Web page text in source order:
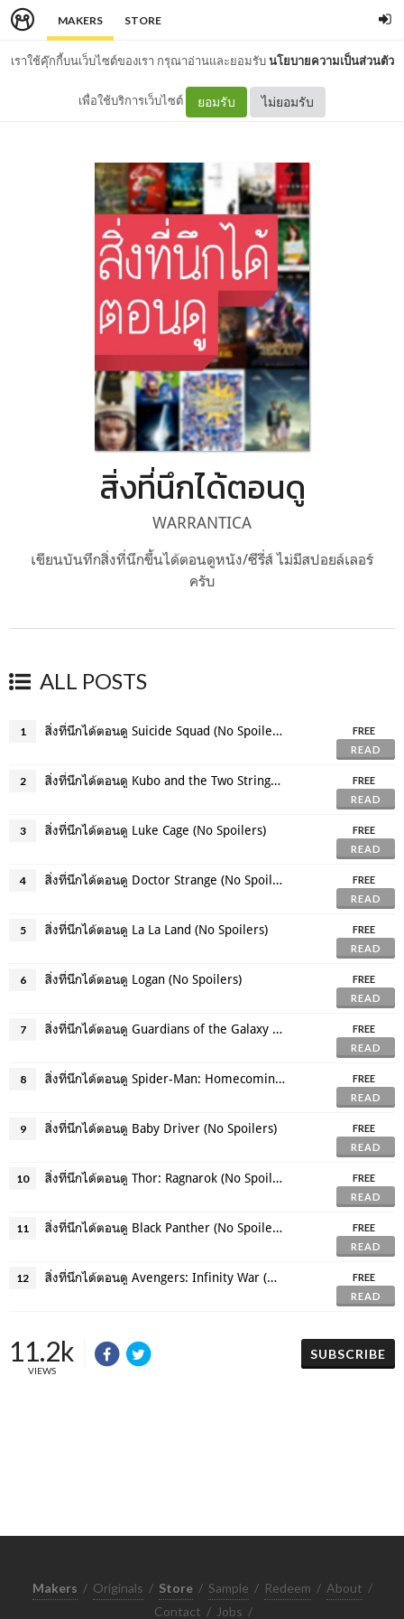
MAKERS STORE
เราใช้คุ๊กกี้บนเว็บไซต์ของเรา กรุณาอ่านและยอมรับนโยบายความเป็นส่วนตัว
เพื่อใช้บริการเว็บไซต์ ยอมรับ ไม่ยอมรับ
สิ่งที่นึกได้ตอนดู
WARRANTICA
เขียนบันทึกสิ่งที่นึกขึ้นได้ตอนดูหนัง/ซีรี่ส์ ไม่มีสปอยล์เลอร์
ครับ
ALL POSTS
1 สิ่งที่นึกได้ตอนดู Suicide Squad (No Spoilers)
FREE
READ
2 สิ่งที่นึกได้ตอนดู Kubo and the Two Strings (No Spoilers)
FREE
READ
3 สิ่งที่นึกได้ตอนดู Luke Cage (No Spoilers)
FREE
READ
4 สิ่งที่นึกได้ตอนดู Doctor Strange (No Spoilers)
FREE
READ
5 สิ่งที่นึกได้ตอนดู La La Land (No Spoilers)
FREE
READ
6 สิ่งที่นึกได้ตอนดู Logan (No Spoilers)
FREE
READ
7 สิ่งที่นึกได้ตอนดู Guardians of the Galaxy Vol. 2 (No Spoilers)
FREE
READ
8 สิ่งที่นึกได้ตอนดู Spider-Man: Homecoming (No Spoilers)
FREE
READ
9 สิ่งที่นึกได้ตอนดู Baby Driver (No Spoilers)
FREE
READ
10 สิ่งที่นึกได้ตอนดู Thor: Ragnarok (No Spoilers)
FREE
READ
11 สิ่งที่นึกได้ตอนดู Black Panther (No Spoilers)
FREE
READ
12 สิ่งที่นึกได้ตอนดู Avengers: Infinity War (No Spoilers)
FREE
READ
11.2k
VIEWS
SUBSCRIBE
Makers / Originals / Store / Sample / Redeem / About /
Contact / Jobs /